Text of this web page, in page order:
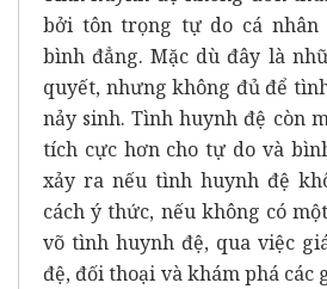
bởi tôn trọng tự do cá nhân
bình đẳng. Mặc dù đây là
quyết, nhưng không đủ để
nảy sinh. Tình huynh đệ còn
tích cực hơn cho tự do và
xảy ra nếu tình huynh đệ
cách ý thức, nếu không có
võ tình huynh đệ, qua việc
đệ, đối thoại và khám phá các